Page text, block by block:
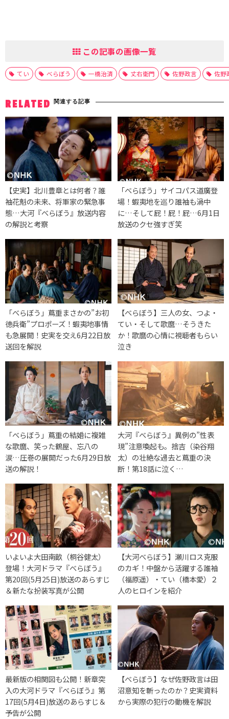
この記事の画像一覧
てい べらぼう 一橋治済 丈右衛門 佐野政言 佐野
RELATED 関連する記事
【史実】北川豊章とは何者？誰
袖花魁の未来、将軍家の緊急事
態…大河『べらぼう』放送内容
の解説と考察
「べらぼう」サイコパス道廣登
場！蝦夷地を巡り誰袖も渦中
に…そして屁！屁！屁…6月1日
放送のクセ強すぎ笑
「べらぼう」蔦重まさかの”お初
徳兵衛”プロポーズ！蝦夷地事情
も急展開！史実を交え6月22日放
送回を解説
【べらぼう】三人の女、つよ・
てい・そして歌麿…そうきた
か！歌麿の心情に視聴者もらい
泣き
「べらぼう」蔦重の結婚に複雑
な歌麿、笑った鶴屋、忘八の
涙…圧巻の展開だった6月29日放
送の解説！
大河『べらぼう』異例の”性表
現”注意喚起も。捨吉（染谷翔
太）の壮絶な過去と蔦重の決
断！第18話に泣く…
いよいよ大田南畝（桐谷健太）
登場！大河ドラマ『べらぼう』
第20回(5月25日)放送のあらすじ
＆新たな扮装写真が公開
【大河べらぼう】瀬川ロス克服
のカギ！中盤から活躍する誰袖
（福原遥）・てい（橋本愛）２
人のヒロインを紹介
最新版の相関図も公開！新章突
入の大河ドラマ『べらぼう』第
17回(5月4日)放送のあらすじ＆
予告が公開
【べらぼう】なぜ佐野政言は田
沼意知を斬ったのか？史実資料
から実際の犯行の動機を解説